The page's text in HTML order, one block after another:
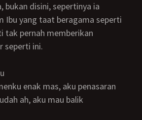
bukan disini, sepertinya ia
Ibu yang taat beragama seperti
tak pernah memberikan
seperti ini.
enak mas, aku penasaran
udah ah, aku mau balik